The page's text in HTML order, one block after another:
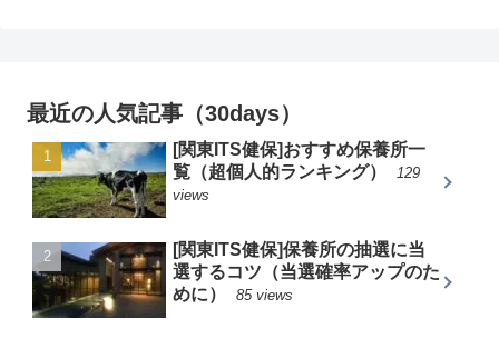
最近の人気記事（30days）
[関東ITS健保]おすすめ保養所一
覧（超個人的ランキング）
129
views
[関東ITS健保]保養所の抽選に当
選するコツ（当選確率アップのた
めに）
85 views